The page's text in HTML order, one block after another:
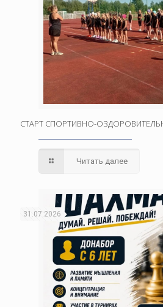
СТАРТ СПОРТИВНО-
Читать далее
31.07.2026